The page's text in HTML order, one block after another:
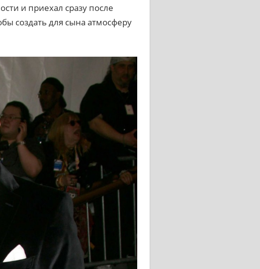
и приехал сразу после
создать для сына атмосферу